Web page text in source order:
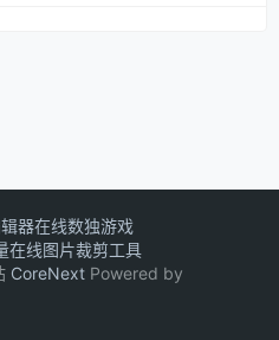
器在线数独游戏
在线图片裁剪工具
CoreNext Powered by